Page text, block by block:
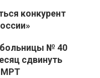
конкурент
№ 40
сдвинуть
МРТ